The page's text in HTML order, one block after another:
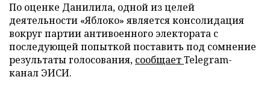
По оценке Данилила, одной из целей
деятельности «Яблоко» является консолидация
вокруг партии антивоенного электората с
последующей попыткой поставить под сомнение
результаты голосования, сообщаетTelegram-
канал ЭИСИ.